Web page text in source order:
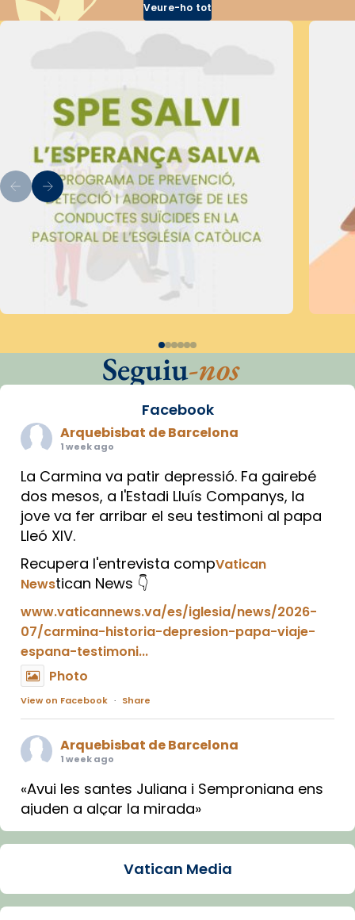
Veure-ho tot
Seguiu-nos
Facebook
Arquebisbat de Barcelona
1 week ago
La Carmina va patir depressió. Fa gairebé
dos mesos, a l'Estadi Lluís Companys, la
jove va fer arribar el seu testimoni al papa
Lleó XIV.
Recupera l'entrevista compVatican
Newstican News 👇
www.vaticannews.va/es/iglesia/news/2026-
07/carmina-historia-depresion-papa-viaje-
espana-testimoni...
Photo
View on Facebook · Share
Arquebisbat de Barcelona
1 week ago
«Avui les santes Juliana i Semproniana ens
ajuden a alçar la mirada»
Mons. Sergi Gordo, bisbe de Tortosa, ha
Santes de Mataró.
🔗tinyurl.com/cvu5jmbk
Vatican Media